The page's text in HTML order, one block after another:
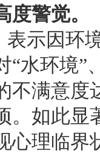
度警觉。
表示因环
“水环境”
不满意度
。如此显
心理临界